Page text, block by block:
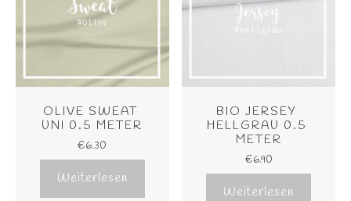
OLIVE SWEAT
UNI 0.5 METER
€6.30
Weiterlesen
BIO JERSEY
HELLGRAU 0.5
METER
€6.90
Weiterlesen